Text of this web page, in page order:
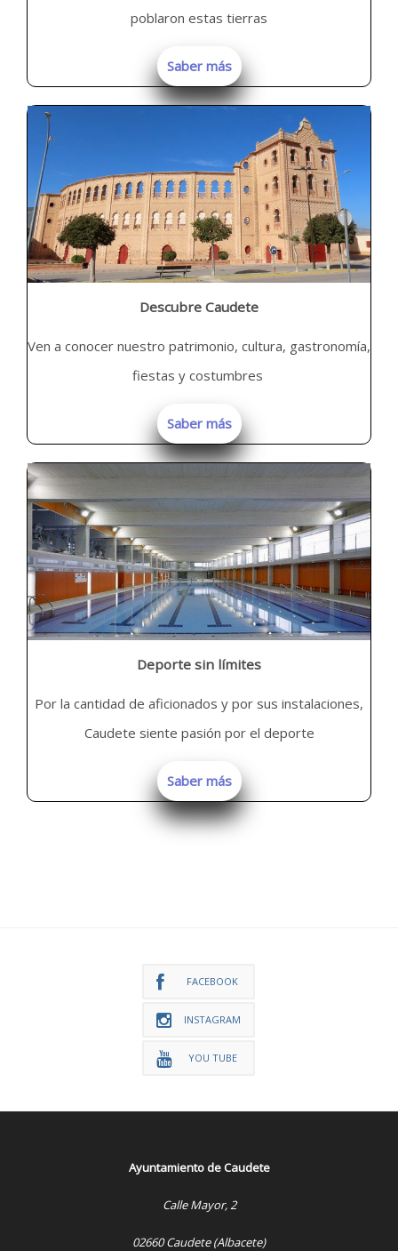
poblaron estas tierras
Saber más
Descubre Caudete
Ven a conocer nuestro patrimonio, cultura, gastronomía,
fiestas y costumbres
Saber más
Deporte sin límites
Por la cantidad de aficionados y por sus instalaciones,
Caudete siente pasión por el deporte
Saber más
FACEBOOK
INSTAGRAM
YOU TUBE
Ayuntamiento de Caudete
Calle Mayor, 2
02660 Caudete (Albacete)